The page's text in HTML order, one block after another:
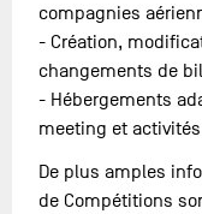
compagnies
- Création,
changements de
- Hébergements
meeting et
De plus amples
de Compétitions